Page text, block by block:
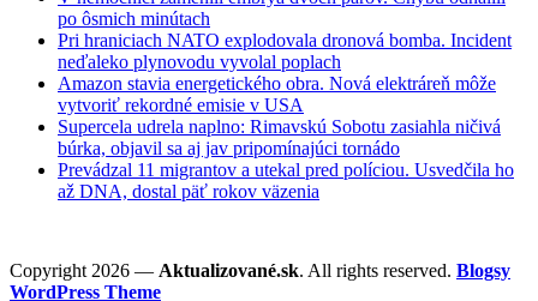
po ôsmich minútach
Pri hraniciach NATO explodovala dronová bomba. Incident
neďaleko plynovodu vyvolal poplach
Amazon stavia energetického obra. Nová elektráreň môže
vytvoriť rekordné emisie v USA
Supercela udrela naplno: Rimavskú Sobotu zasiahla ničivá
búrka, objavil sa aj jav pripomínajúci tornádo
Prevádzal 11 migrantov a utekal pred políciou. Usvedčila ho
až DNA, dostal päť rokov väzenia